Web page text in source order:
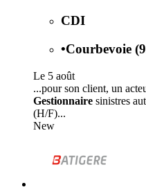
CDI
•Courbevoie
Le 5 août
...pour son client, un
Gestionnaire sinistres
(H/F)...
New